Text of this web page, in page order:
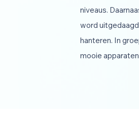
niveaus.
word
hanteren. In
mooie